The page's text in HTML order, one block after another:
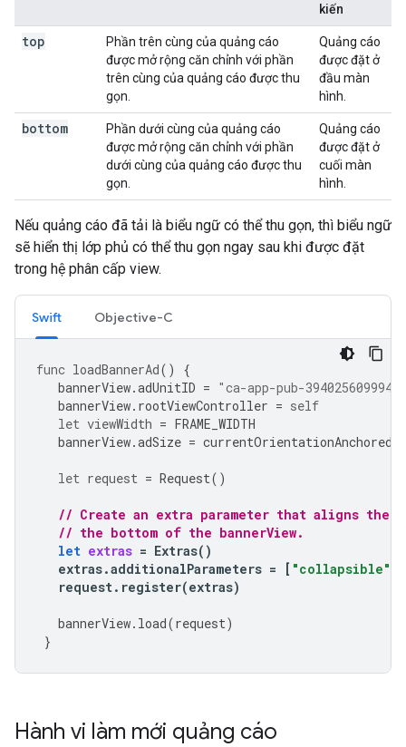
kiến
top
Phần trên cùng của quảng cáo
được mở rộng căn chỉnh với phần
trên cùng của quảng cáo được thu
gọn.
Quảng cáo
được đặt ở
đầu màn
hình.
bottom
Phần dưới cùng của quảng cáo
được mở rộng căn chỉnh với phần
dưới cùng của quảng cáo được thu
gọn.
Quảng cáo
được đặt ở
cuối màn
hình.
Nếu quảng cáo đã tải là biểu ngữ có thể thu gọn, thì biểu ngữ
sẽ hiển thị lớp phủ có thể thu gọn ngay sau khi được đặt
trong hệ phân cấp view.
Swift Objective-C
func loadBannerAd()
{
bannerView.adUnitID = "ca-app-pub-
bannerView. rootViewController = self
let viewWidth = FRAME_WIDTH
bannerView.adSize =
let request = Request()
// Create an extra parameter that aligns the
// the bottom of the bannerView.
let extras = Extras()
extras.additionalParameters = [ "collapsible"
request. register(extras)
bannerView. load(request)
}
Hành vi làm mới quảng cáo